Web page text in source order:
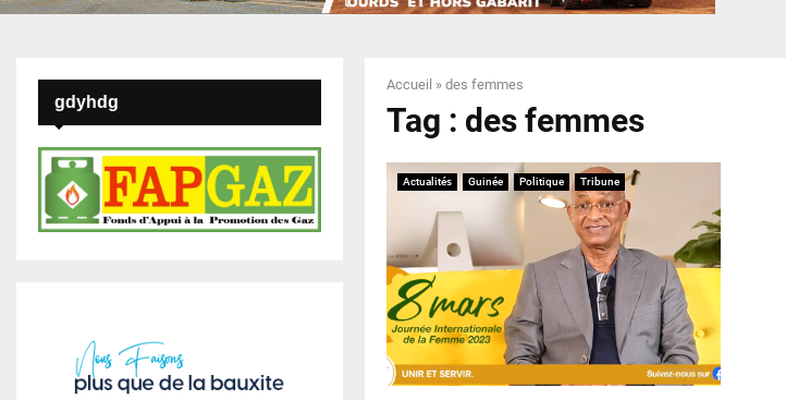
Accueil » des femmes
Tag : des femmes
Actualités Guinée Politique Tribune
gdyhdg